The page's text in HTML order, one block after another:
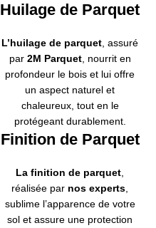
Huilage de Parquet
L’huilage de parquet assuré
par 2M Parquet, nourrit en
profondeur le bois et lui offre
un aspect naturel et
chaleureux, tout en le
protégeant durablement.
Finition de Parquet
La finition de parquet
réalisée par nos experts
sublime l’apparence de votre
sol et assure une protection